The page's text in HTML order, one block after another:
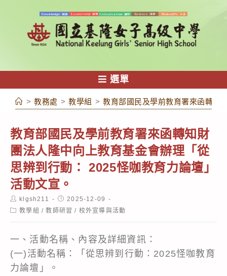
容
選單
> 教務處 > 教學組 > 教育部國民及學前教育署來函轉知
教育部國民及學前教育署來函轉知財
團法人隆中向上教育基金會辦理「從
思辨到行動： 2025怪咖教育力論壇」
活動文宣。
Post
author:
klgsh211
Post
published:
2025-12-09
Post教學組 / 教師研習 / 校外宣導與活動
一、活動名稱、內容及詳細資訊：
(一)活動名稱：「從思辨到行動：2025怪咖教育
力論壇」。